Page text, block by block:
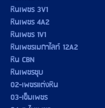
หินเพชร 3V1
หินเพชร 4A2
หินเพชร 1V1
หินเพชรเมกาไลท์ 12A2
หิน CBN
หินเพชรชุบ
02-เพชรแต่งหิน
03-เข็มเพชร